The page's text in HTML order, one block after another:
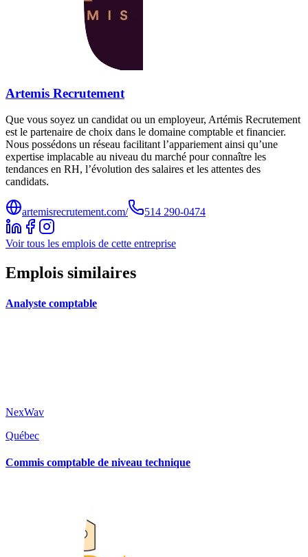
Artemis Recrutement
Que vous soyez un candidat ou un employeur, Artémis Recrutement
est le partenaire de choix dans le domaine comptable et financier.
Nous possédons un réseau facilitant l’appariement ainsi qu’une
expertise implacable au niveau du marché pour connaître les
tendances en RH, l’évolution des salaires et les attentes des
candidats.
artemisrecrutement.com/ 514 290-0474
Voir tous les emplois de cette entreprise
Emplois similaires
Analyste comptable
NexWav
Québec
Commis comptable de niveau technique